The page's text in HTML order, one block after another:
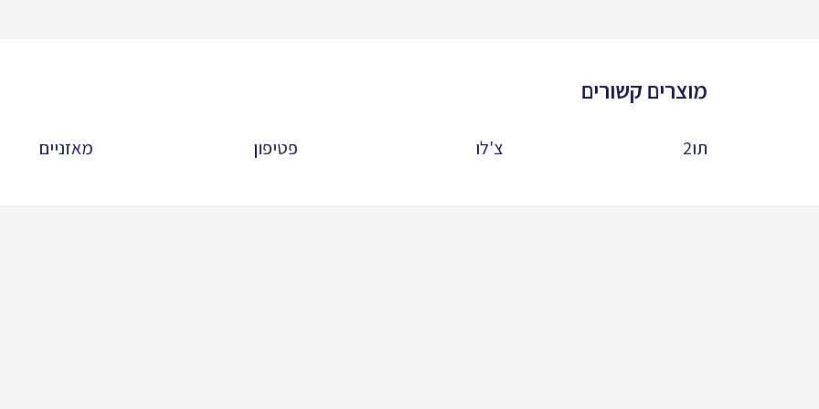
מוצרים קשורים
תו2 צ'לו פטיפון מאזניים